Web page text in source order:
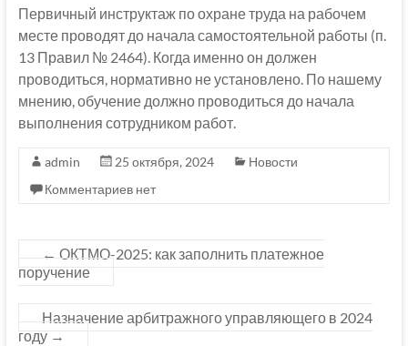
Первичный инструктаж по охране труда на рабочем
месте проводят до начала самостоятельной работы (п.
13 Правил № 2464). Когда именно он должен
проводиться, нормативно не установлено. По нашему
мнению, обучение должно проводиться до начала
выполнения сотрудником работ.
admin 25 октября, 2024
Новости
Комментариев нет
← ОКТМО-2025: как заполнить платежное
поручение
Назначение арбитражного управляющего в 2024
году →